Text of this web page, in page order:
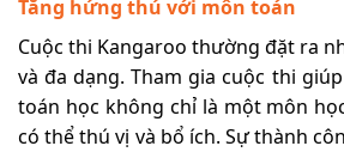
Tăng hứng thú với môn toán
Cuộc thi Kangaroo thường đặt ra
và đa dạng. Tham gia cuộc thi
toán học không chỉ là một môn
có thể thú vị và bổ ích. Sự thành